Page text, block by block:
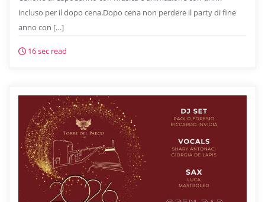
incluso per il dopo cena.Dopo cena non perdere il party di fine
anno con […]
16 sec read